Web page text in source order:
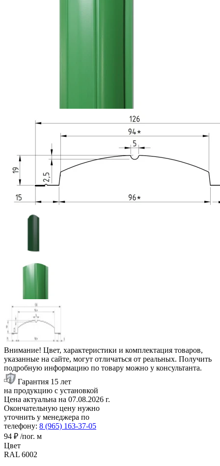
Внимание! Цвет, характеристики и комплектация товаров,
указанные на сайте, могут отличаться от реальных. Получить
подробную информацию по товару можно у консультанта.
Гарантия 15 лет
на продукцию с установкой
Цена актуальна на 07.08.2026 г.
Окончательную цену нужно
уточнить у менеджера по
телефону: 8 (965) 163-37-05
94 ₽ /пог. м
Цвет
RAL 6002